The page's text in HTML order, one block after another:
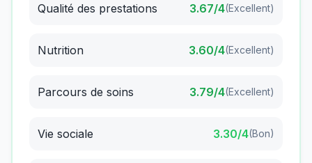
Qualité des prestations 3.67/4(Excellent)
Nutrition 3.60/4(Excellent)
Parcours de soins 3.79/4(Excellent)
Vie sociale 3.30/4(Bon)